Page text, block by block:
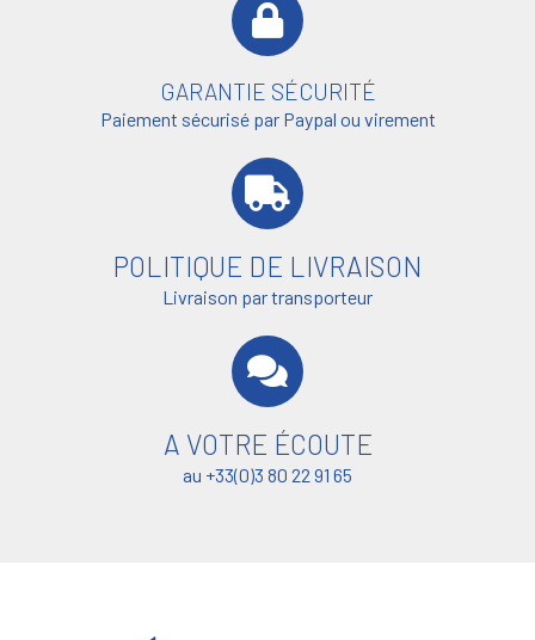
GARANTIE SÉCURITÉ
Paiement sécurisé par Paypal ou virement
POLITIQUE DE LIVRAISON
Livraison par transporteur
A VOTRE ÉCOUTE
au +33(0)3 80 22 91 65